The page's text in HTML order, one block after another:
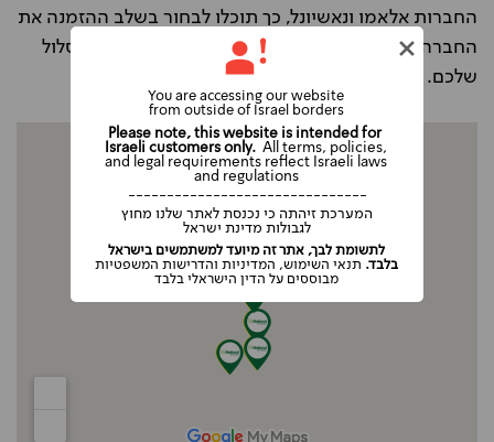
החברות אלאמו ונאשיונל, כך תוכלו לבחור בשלב ההזמנה את
החברה ותחנת ההשכרה הנוחה עבורכם, בהתאם למסלול
שלכם.
Please note, this website is intended for
Israeli customers only.All terms, policies,
and legal requirements reflect Israeli laws
and regulations
-------------------------------
המערכת זיהתה כי נכנסת לאתר שלנו מחוץ
לגבולות מדינת ישראל
You are accessing our website
from outside of Israel borders
לתשומת לבך, אתר זה מיועד למשתמשים בישראל
בלבד. תנאי השימוש, המדיניות והדרישות המשפטיות
מבוססים על הדין הישראלי בלבד